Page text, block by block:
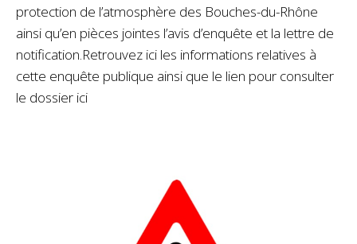
protection de l’atmosphère des Bouches-du-Rhône
ainsi qu’en pièces jointes l’avis d’enquête et la lettre de
notification.Retrouvez ici les informations relatives à
cette enquête publique ainsi que le lien pour consulter
le dossier ici